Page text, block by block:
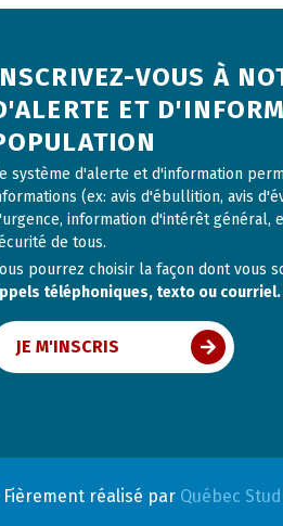
VOUS À
ET
système d'alerte et d'information
(ex: avis d'ébullition, avis
information d'intérêt général,
de tous.
pourrez choisir la façon dont vous
téléphoniques, texto ou courriel.
JE M'INSCRIS
Fièrement réalisé par Québec